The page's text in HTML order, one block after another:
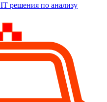
IT решения по анализу